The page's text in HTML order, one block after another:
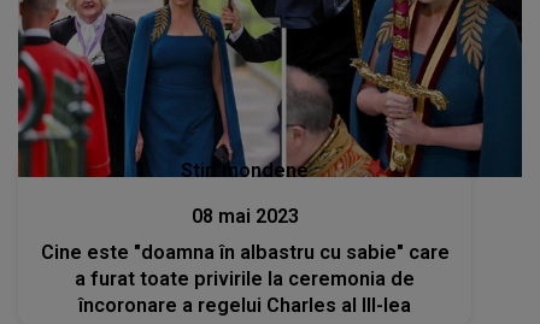
Stiri mondene
08 mai 2023
Cine este "doamna în albastru cu sabie" care
a furat toate privirile la ceremonia de
încoronare a regelui Charles al III-lea